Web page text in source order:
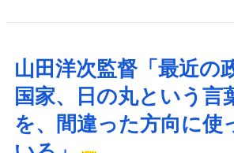
山田洋次監督「最近の
国家、日の丸という言
を、間違った方向に使